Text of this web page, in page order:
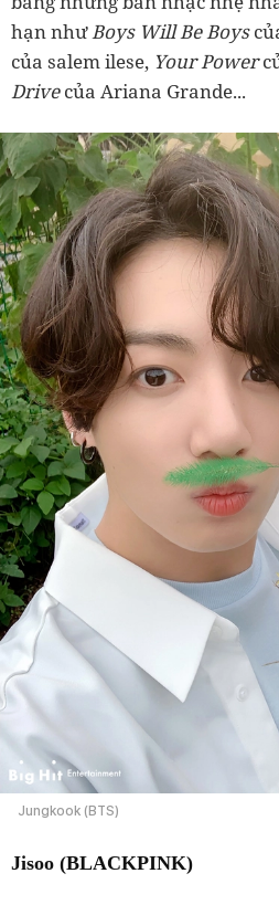
hạn nhưBoys Will Be Boys
của salem ilese, Your Power
Drivecủa Ariana Grande...
Jungkook (BTS)
Jisoo (BLACKPINK)